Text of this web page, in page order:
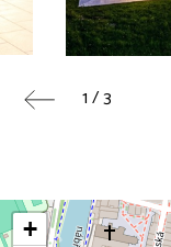
1 / 3
+